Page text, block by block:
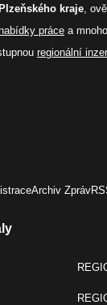
Plzeňského kraje,
práce a
regionální
Archiv Zpráv